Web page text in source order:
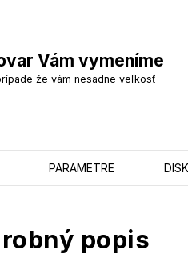
Vám vymeníme
že vám nesadne veľkosť
PARAMETRE
popis